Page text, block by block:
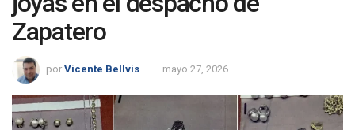
Zapatero
por Vicente Bellvis mayo 27, 2026